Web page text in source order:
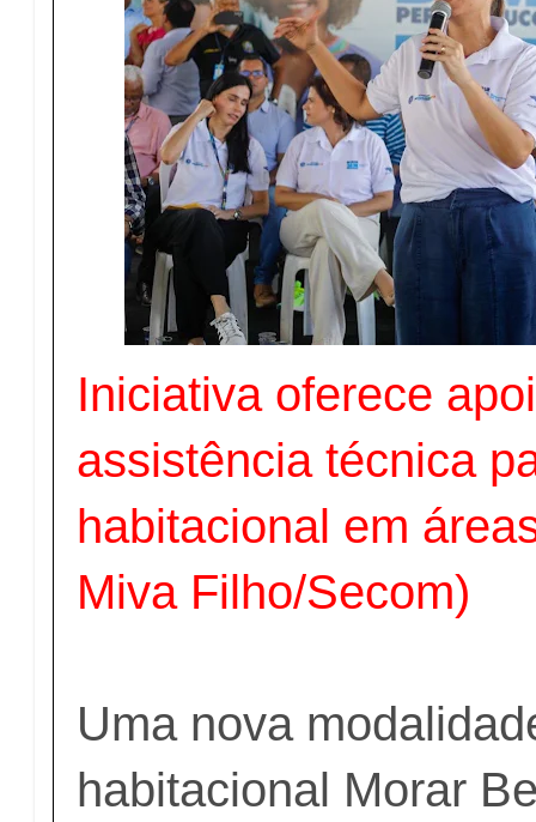
Iniciativa oferece
assistência técnica
habitacional em
Miva Filho/Secom)
Uma nova
habitacional Morar